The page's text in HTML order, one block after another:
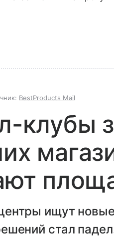
BestProducts Mail
клубы
ищут
стал